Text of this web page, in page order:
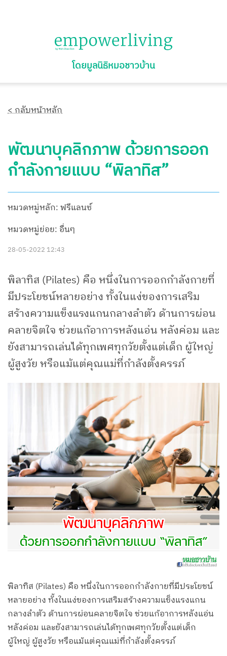
โดยมูลนิธิหมอชาวบ้าน
< กลับหน้าหลัก
พัฒนาบุคลิกภาพ ด้วยการออก
กำลังกายแบบ “พิลาทิส”
หมวดหมู่หลัก: ฟรีแลนซ์
หมวดหมู่ย่อย: อื่นๆ
28-05-2022 12:43
พิลาทิส (Pilates) คือ หนึ่งในการออกกำลังกายที่
มีประโยชน์หลายอย่าง ทั้งในแง่ของการเสริม
สร้างความแข็งแรงแกนกลางลำตัว ด้านการผ่อน
คลายจิตใจ ช่วยแก้อาการหลังแอ่น หลังค่อม และ
ยังสามารถเล่นได้ทุกเพศทุกวัยตั้งแต่เด็ก ผู้ใหญ่
ผู้สูงวัย หรือแม้แต่คุณแม่ที่กำลังตั้งครรภ์
พิลาทิส (Pilates) คือ หนึ่งในการออกกำลังกายที่มีประโยชน์
หลายอย่าง ทั้งในแง่ของการเสริมสร้างความแข็งแรงแกน
กลางลำตัว ด้านการผ่อนคลายจิตใจ ช่วยแก้อาการหลังแอ่น
หลังค่อม และยังสามารถเล่นได้ทุกเพศทุกวัยตั้งแต่เด็ก
ผู้ใหญ่ ผู้สูงวัย หรือแม้แต่คุณแม่ที่กำลังตั้งครรภ์